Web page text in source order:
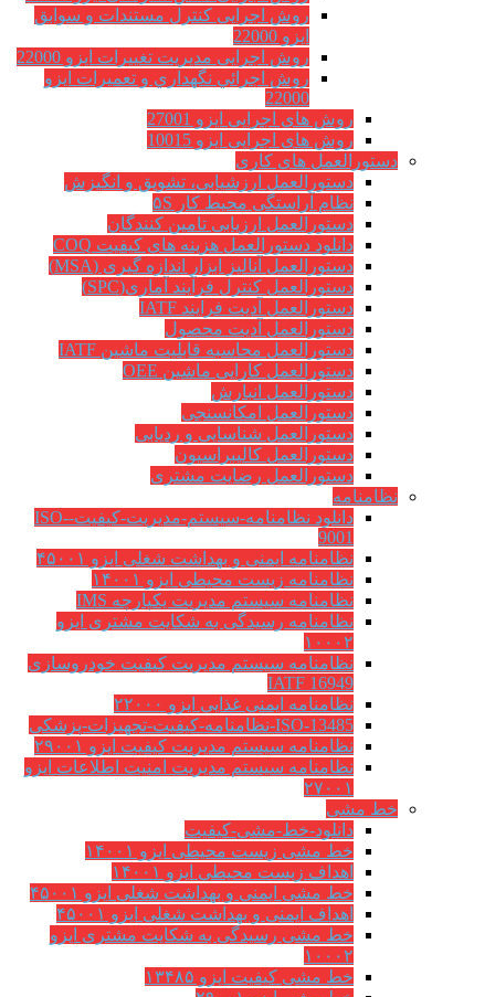
روش اجرایی کنترل مستندات و سوابق
روش اجرایی مدیریت تغییرات ایزو 22000
روش اجرائي نگهداري و تعميرات ایزو
روش های اجرایی ایزو 27001
روش های اجرایی ایزو 10015
دستورالعمل های کاری
دستورالعمل ارزشیابی، تشویق و انگیزش
نظام آراستگی محیط کار ۵S
دستورالعمل ارزیابی تامین کنندگان
دانلود دستورالعمل هزینه های کیفیت COQ
دستورالعمل آنالیز ابزار اندازه گیری (MSA)
دستورالعمل کنترل فرآیند آماری(SPC)
دستورالعمل آدیت فرایند IATF
دستورالعمل آدیت محصول
دستورالعمل محاسبه قابلیت ماشین IATF
دستورالعمل کارایی ماشین OEE
دستورالعمل انبارش
دستورالعمل امکانسنجی
دستورالعمل شناسایی و ردیابی
دستورالعمل کالیبراسیون
دستورالعمل رضایت مشتری
نظامنامه
دانلود نظامنامه-سیستم-مدیریت-کیفیت-ISO-
نظامنامه ایمنی و بهداشت شغلی ایزو ۴۵۰۰۱
نظامنامه زیست محیطی ایزو ۱۴۰۰۱
نظامنامه سیستم مدیریت یکپارچه IMS
نظامنامه رسیدگی به شکایت مشتری ایزو
نظامنامه سیستم مدیریت کیفیت خودروسازی
IATF 16949
نظامنامه ایمنی غذایی ایزو ۲۲۰۰۰
ISO-13485-نظامنامه-کیفیت-تجهیزات-پزشکی
نظامنامه سیستم مدیریت کیفیت ایزو ۲۹۰۰۱
نظامنامه سیستم مدیریت امنیت اطلاعات ایزو
خط مشی
دانلود-خط-مشی-کیفیت
خط مشی زیست محیطی ایزو ۱۴۰۰۱
اهداف زیست محیطی ایزو ۱۴۰۰۱
خط مشی ایمنی و بهداشت شغلی ایزو ۴۵۰۰۱
اهداف ایمنی و بهداشت شغلی ایزو ۴۵۰۰۱
خط مشی رسیدگی به شکایت مشتری ایزو
خط مشی کیفیت ایزو ۱۳۴۸۵